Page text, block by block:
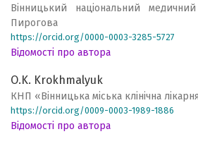
Вінницький національний
Пирогова
https://orcid.org/0000-0003-3285-5727
Відомості про автора
O.K. Krokhmalyuk
КНП «Вінницька міська клінічна
https://orcid.org/0009-0003-1989-1886
Відомості про автора